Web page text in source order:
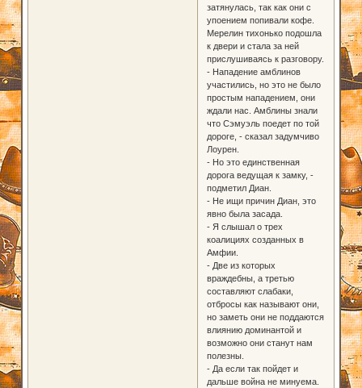
затянулась, так как они с
упоением попивали кофе.
Мерелин тихонько подошла
к двери и стала за ней
прислушиваясь к разговору.
- Нападение амблинов
участились, но это не было
простым нападением, они
ждали нас. Амблины знали
что Сэмуэль поедет по той
дороге, - сказал задумчиво
Лоурен.
- Но это единственная
дорога ведущая к замку, -
подметил Диан.
- Не ищи причин Диан, это
явно была засада.
- Я слышал о трех
коалициях созданных в
Амфии.
- Две из которых
враждебны, а третью
составляют слабаки,
отбросы как называют они,
но заметь они не поддаются
влиянию доминантой и
возможно они станут нам
полезны.
- Да если так пойдет и
дальше война не минуема.